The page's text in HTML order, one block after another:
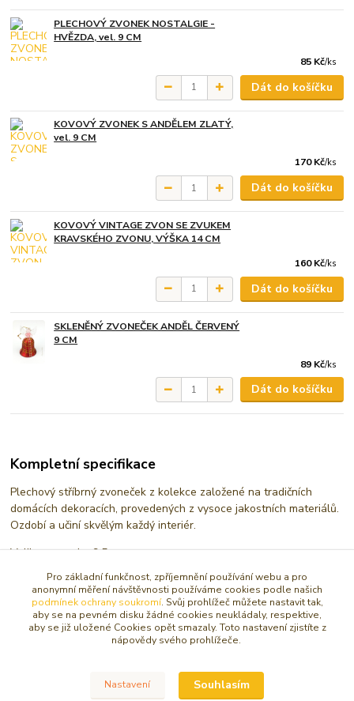
PLECHOVÝ ZVONEK NOSTALGIE -
HVĚZDA, vel. 9 CM
85 Kč/ks
Dát do košíčku
KOVOVÝ ZVONEK S ANDĚLEM ZLATÝ,
vel. 9 CM
170 Kč/ks
Dát do košíčku
KOVOVÝ VINTAGE ZVON SE ZVUKEM
KRAVSKÉHO ZVONU, VÝŠKA 14 CM
160 Kč/ks
Dát do košíčku
SKLENĚNÝ ZVONEČEK ANDĚL ČERVENÝ
9 CM
89 Kč/ks
Dát do košíčku
Kompletní specifikace
Plechový stříbrný zvoneček z kolekce založené na tradičních
domácích dekoracích, provedených z vysoce jakostních materiálů.
Ozdobí a učiní skvělým každý interiér.
Velikost zvonku 9,5 cm
Zboží zařazeno v kategoriích
ZVONKY A ZVONKOHRY
KOVOVÉ / PLECHOVÉ DEKORACE
Pro základní funkčnost, zpříjemnění používání webu a pro
anonymní měření návštěvnosti používáme cookies podle našich
podmínek ochrany soukromí. Svůj prohlížeč můžete nastavit tak,
aby se na pevném disku žádné cookies neukládaly, respektive,
aby se již uložené Cookies opět smazaly. Toto nastavení zjistíte z
nápovědy svého prohlížeče.
Nastavení Souhlasím